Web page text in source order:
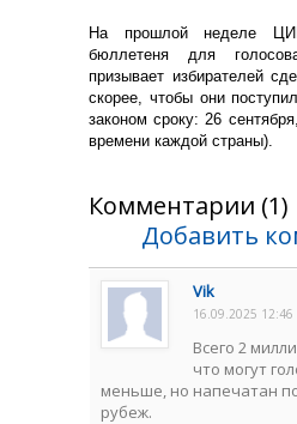
На прошлой неделе
бюллетеня для
призывает избирателей
скорее, чтобы они
законом сроку: 26
времени каждой страны).
Комментарии (1)
Добавить
Vik
16.09.2025 12:46
Всего 2
что могут
меньше, но напечатан
рубеж.